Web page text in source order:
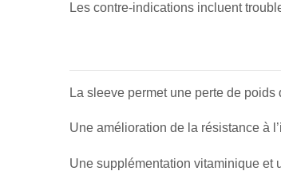
Les contre-indications incluent
La sleeve permet une perte de
Une amélioration de la résistance à
Une supplémentation vitaminique et